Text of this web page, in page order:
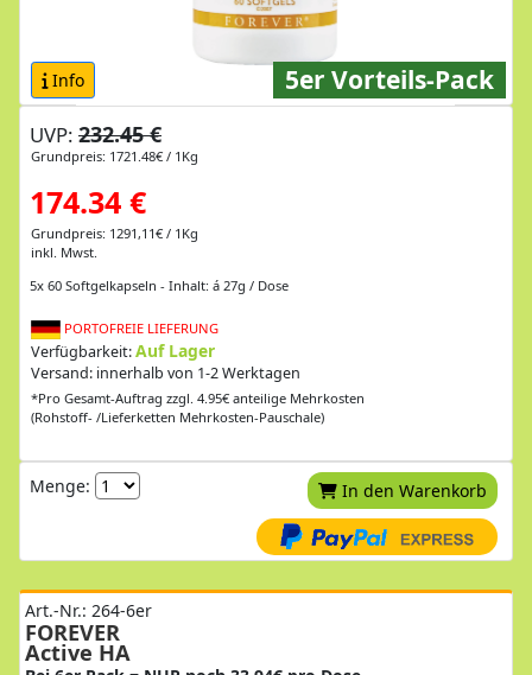
Info 5er Vorteils-Pack
UVP: 232.45 €
Grundpreis: 1721.48€ / 1Kg
174.34 €
Grundpreis: 1291,11€ / 1Kg
inkl. Mwst.
5x 60 Softgelkapseln - Inhalt: á 27g / Dose
PORTOFREIE LIEFERUNG
Verfügbarkeit:Auf Lager
Versand: innerhalb von 1-2 Werktagen
*Pro Gesamt-Auftrag zzgl. 4.95€ anteilige Mehrkosten
(Rohstoff- /Lieferketten Mehrkosten-Pauschale)
Menge: In den Warenkorb
Art.-Nr.: 264-6er
FOREVER
Active HA